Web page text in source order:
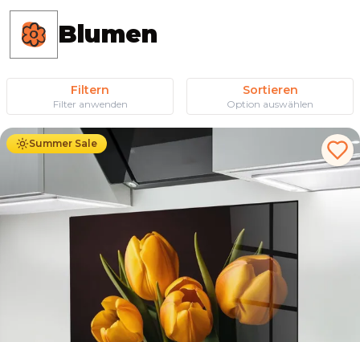
Blumen
Filtern
Filter anwenden
Sortieren
Option auswählen
Summer Sale
69.90 € 34.90 €